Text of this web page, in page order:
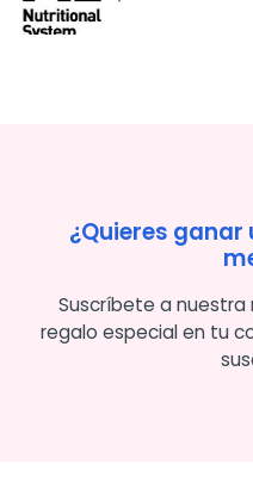
¿Quieres ganar
Suscríbete a
regalo especial en tu